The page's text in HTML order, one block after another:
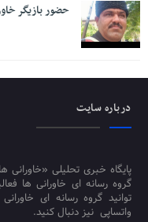
حضور بازیگر
درباره سایت
پایگاه خبری تحلیلی
گروه رسانه ای خاورانی ها
توانید گروه رسانه ای
واتساپی نیز دنبال کنید.